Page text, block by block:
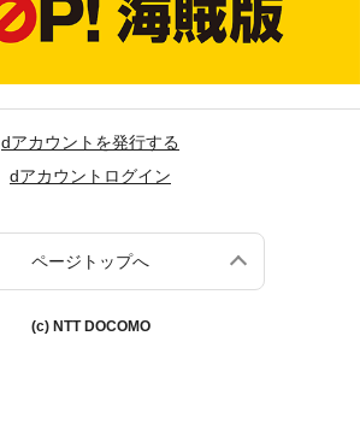
dアカウントを発行する
dアカウントログイン
ページトップへ
(c) NTT DOCOMO